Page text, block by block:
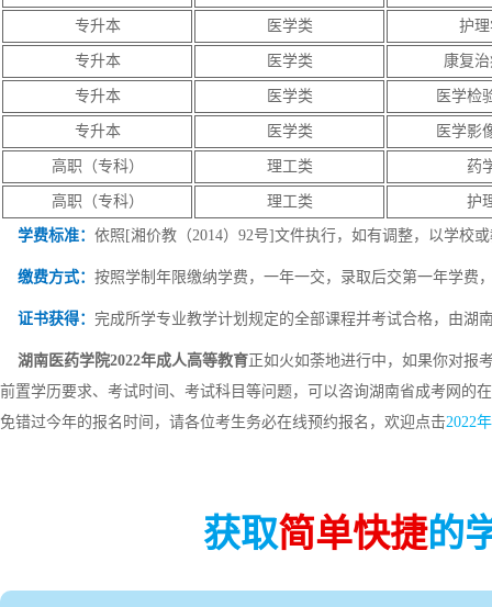
专升本 医学类 护
专升本 医学类 康复
专升本 医学类 医学检
专升本 医学类 医学影
高职（专科） 理工类 药
高职（专科） 理工类 护
学费标准： 依照[湘价教（2014）92号]文件执行，如有调整，以学校
缴费方式： 按照学制年限缴纳学费，一年一交，录取后交第一年学费
证书获得： 完成所学专业教学计划规定的全部课程并考试合格，由湖
湖南医药学院2022年成人高等教育正如火如荼地进行中，如果你对报
前置学历要求、考试时间、考试科目等问题，可以咨询湖南省成考网的
免错过今年的报名时间，请各位考生务必在线预约报名，欢迎点击2022
获取简单快捷的